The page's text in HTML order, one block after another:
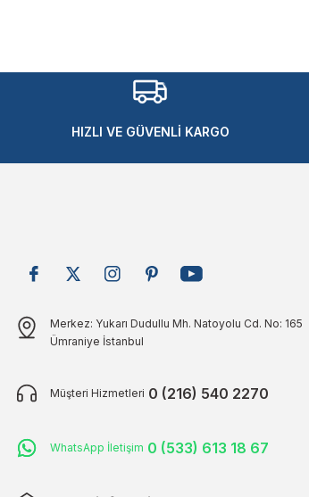
Ürün açıklamasında eksik bilgiler bulunuyor.
Ürün bilgilerinde hatalar bulunuyor.
Ürün fiyatı diğer sitelerden daha pahalı.
HIZLI VE GÜVENLİ KARGO
Merkez: Yukarı Dudullu Mh. Natoyolu Cd. No: 165
Ümraniye İstanbul
Müşteri Hizmetleri 0 (216) 540 2270
WhatsApp İletişim 0 (533) 613 18 67